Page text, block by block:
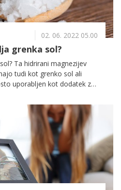
02. 06. 2022 05.00
grenka sol?
Ta hidrirani magnezijev
tudi kot grenko sol ali
uporabljen kot dodatek za
grenke soli se lahko
bradavice in kurja
in odstranimo neprijeten